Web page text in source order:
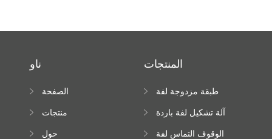
ناو
الصفحة
منتجات
حول
المنتجات
طبقة مزدوجة لفة
آلة تشكيل لفة باردة
الوقوف التماس لفة